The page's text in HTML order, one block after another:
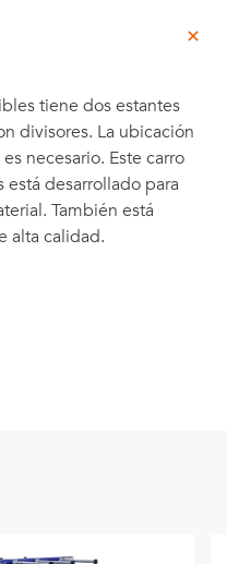
tiene dos estantes
divisores. La ubicación
necesario. Este carro
desarrollado para
También está
alta calidad.